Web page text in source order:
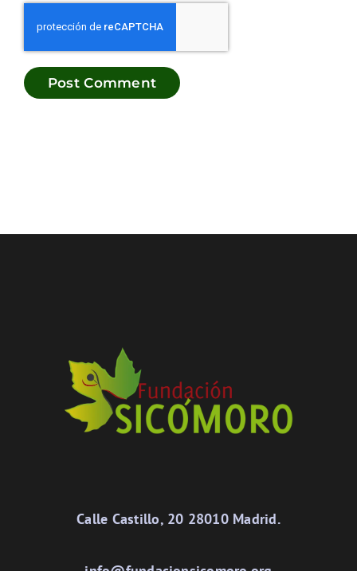
Calle Castillo, 20 28010 Madrid.